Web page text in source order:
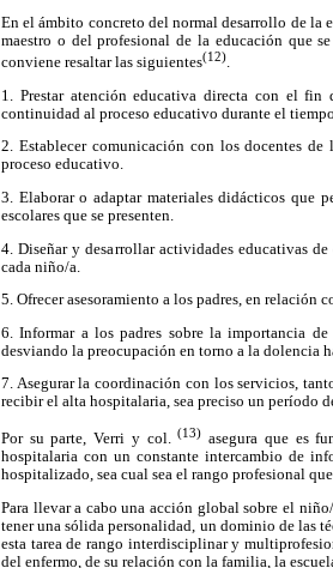
En el ámbito concreto del normal desarrollo de la
maestro o del profesional de la educación que
conviene resaltar las siguientes(12).
1. Prestar atención educativa directa con el
continuidad al proceso educativo durante el
2. Establecer comunicación con los docentes
proceso educativo.
3. Elaborar o adaptar materiales didácticos que
escolares que se presenten.
4. Diseñar y desarrollar actividades educativas
cada niño/a.
5. Ofrecer asesoramiento a los padres, en relación
6. Informar a los padres sobre la importancia
desviando la preocupación en torno a la dolencia
7. Asegurar la coordinación con los servicios,
recibir el alta hospitalaria, sea preciso un período
Por su parte, Verri y col.(13) asegura que es
hospitalaria con un constante intercambio de
hospitalizado, sea cual sea el rango profesional
Para llevar a cabo una acción global sobre el
tener una sólida personalidad, un dominio de las
esta tarea de rango interdisciplinar y
del enfermo, de su relación con la familia, la